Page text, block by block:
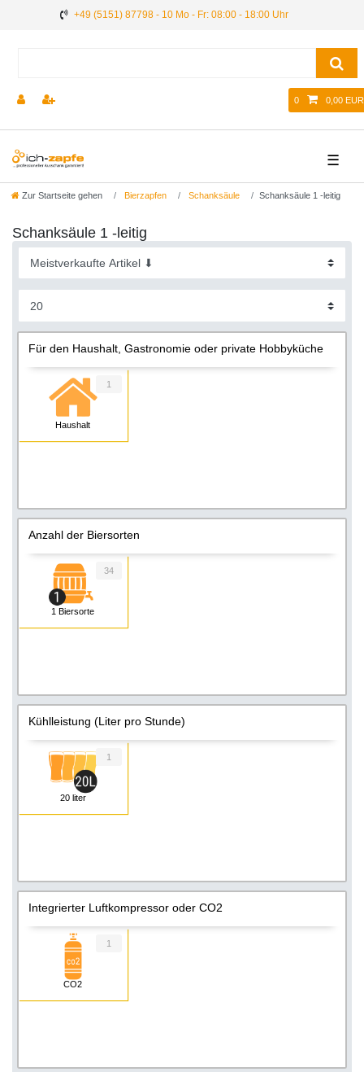
+49 (5151) 87798 - 10 Mo - Fr: 08:00 - 18:00 Uhr
0 0,00 EUR
☰
Zur Startseite gehen Bierzapfen Schanksäule Schanksäule 1 -leitig
Schanksäule 1 -leitig
Für den Haushalt, Gastronomie oder private Hobbyküche
Haushalt
1
Anzahl der Biersorten
1 Biersorte
34
Kühlleistung (Liter pro Stunde)
20 liter
1
Integrierter Luftkompressor oder CO2
CO2
1